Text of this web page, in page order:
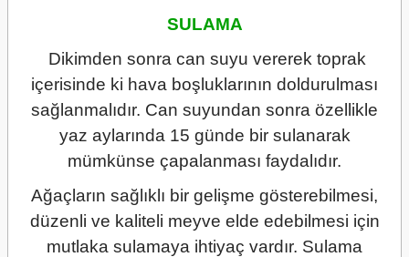
SULAMA
Dikimden sonra can suyu vererek toprak
içerisinde ki hava boşluklarının doldurulması
sağlanmalıdır. Can suyundan sonra özellikle
yaz aylarında 15 günde bir sulanarak
mümkünse çapalanması faydalıdır.
Ağaçların sağlıklı bir gelişme gösterebilmesi,
düzenli ve kaliteli meyve elde edebilmesi için
mutlaka sulamaya ihtiyaç vardır. Sulama